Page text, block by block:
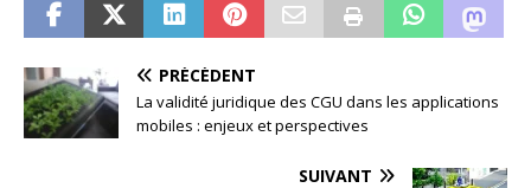
PRÉCÉDENT
La validité juridique des CGU dans les applications
mobiles : enjeux et perspectives
SUIVANT